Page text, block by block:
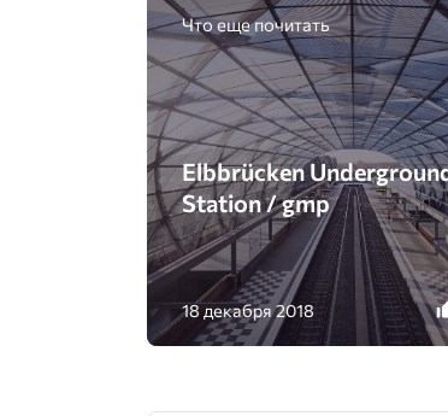
Что еще почитать
Elbbrücken
Station / gmp
18 декабря 2018